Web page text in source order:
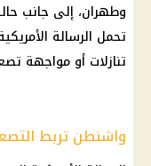
وطهران، إلى جانب
تحمل الرسالة
تنازلات أو مواجهة
واشنطن تربط